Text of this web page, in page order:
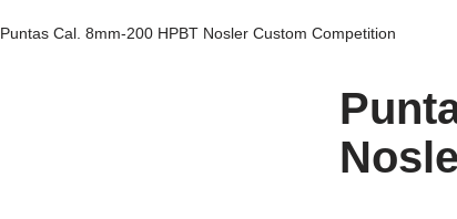
Puntas Cal. 8mm-200 HPBT Nosler Custom Competition